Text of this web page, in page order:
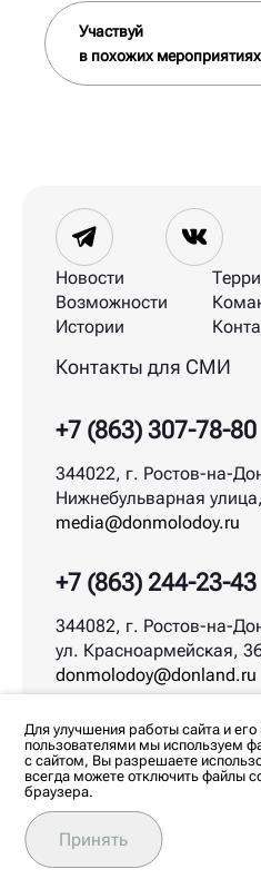
Участвуй
в похожих мероприятиях
+7 (863) 244-23-43
344082, г. Ростов-на-
ул. Красноармейская,
donmolodoy@donland.ru
Контакты для СМИ
+7 (863) 307-78-80
344022, г. Ростов-на-
Нижнебульварная
media@donmolodoy.ru
Новости
Возможности
Истории
Любое использование
только с согласия
изображения и тексты
Политика обработки
Для улучшения работы сайта и
пользователями мы используем
с сайтом, Вы разрешаете
всегда можете отключить файлы
браузера.
Принять